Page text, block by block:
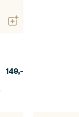
149,-